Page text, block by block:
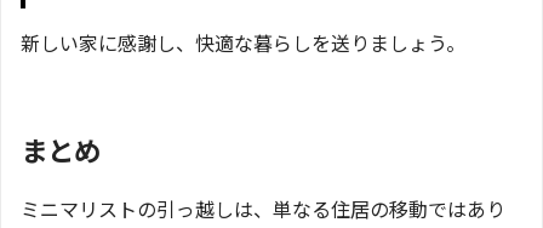
新しい家に感謝し、快適な暮らしを送りましょう。
まとめ
ミニマリストの引っ越しは、単なる住居の移動ではあり